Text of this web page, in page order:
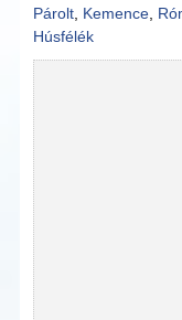
Párolt Kemence
Húsfélék